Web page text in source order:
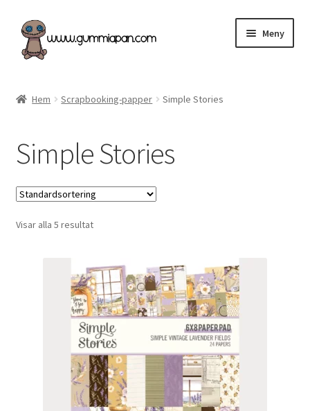
Hoppa
till
navigering
Hoppa
till
innehåll
Meny
Nyheter & Påfyllt!
Återförsäljare
Butiken
Angel Policy
Hem Scrapbooking-papper Simple Stories
Simple Stories
Visar alla 5 resultat